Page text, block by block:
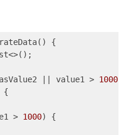
{
|| value1 > 1000
{
> 1000) {